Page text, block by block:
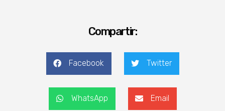
Compartir:
Facebook Twitter
WhatsApp Email